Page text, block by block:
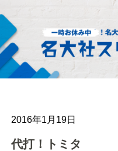
2016年1月19日
代打！トミタ